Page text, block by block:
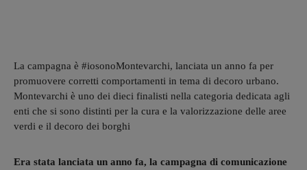
La campagna è #iosonoMontevarchi, lanciata un anno fa per
promuovere corretti comportamenti in tema di decoro urbano.
Montevarchi è uno dei dieci finalisti nella categoria dedicata agli
enti che si sono distinti per la cura e la valorizzazione delle aree
verdi e il decoro dei borghi
Era stata lanciata un anno fa, la campagna di comunicazione